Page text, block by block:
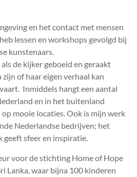
en het contact met mensen
lessen en workshops gevolgd bij
kunstenaars.
de kijker geboeid en geraakt
of haar eigen verhaal kan
Inmiddels hangt een aantal
en in het buitenland
mooie locaties. Ook is mijn werk
Nederlandse bedrijven; het
sfeer en inspiratie.
voor de stichting Home of Hope
Lanka, waar bijna 100 kinderen